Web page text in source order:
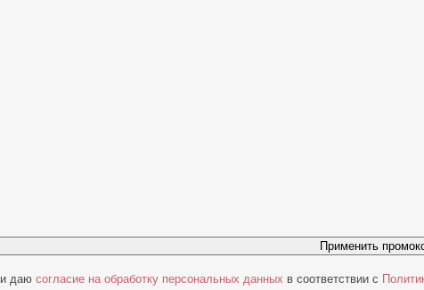
Применить
и даю согласие на обработку персональных данных в соответствии с